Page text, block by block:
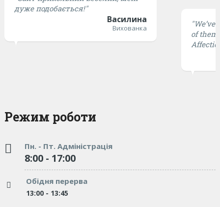
дуже подобається!"
Василина
Вихованка
of them
Режим роботи
Пн. - Пт. Адміністрація
8:00 - 17:00
Обідня перерва
13:00 - 13:45